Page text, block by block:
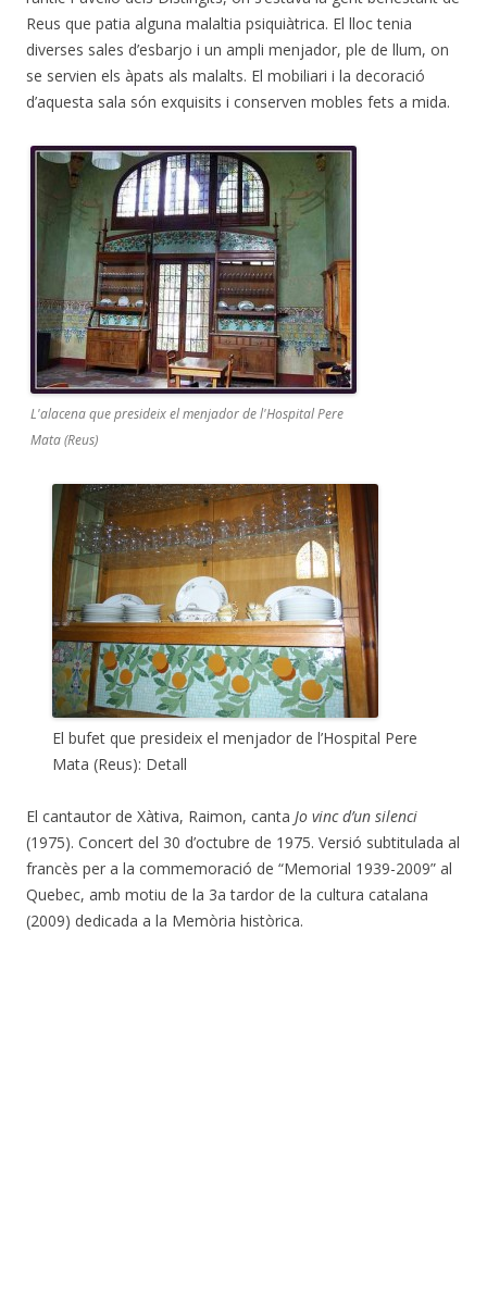
Reus que patia alguna malaltia psiquiàtrica. El lloc tenia
diverses sales d’esbarjo i un ampli menjador, ple de llum, on
se servien els àpats als malalts. El mobiliari i la decoració
d’aquesta sala són exquisits i conserven mobles fets a mida.
L'alacena que presideix el menjador de l'Hospital Pere
Mata (Reus)
El bufet que presideix el menjador de l’Hospital Pere
Mata (Reus): Detall
El cantautor de Xàtiva, Raimon, canta Jo vinc d’un silenci
(1975). Concert del 30 d’octubre de 1975. Versió subtitulada al
francès per a la commemoració de “Memorial 1939-2009” al
Quebec, amb motiu de la 3a tardor de la cultura catalana
(2009) dedicada a la Memòria històrica.